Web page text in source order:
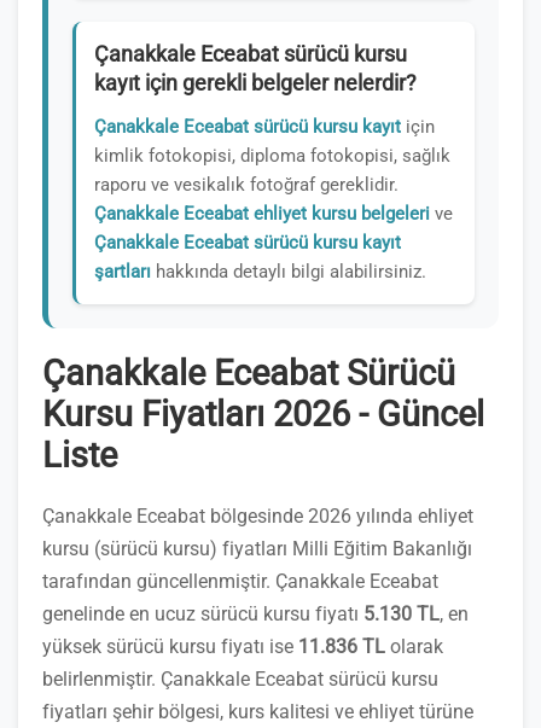
Çanakkale Eceabat sürücü kursu
kayıt için gerekli belgeler nelerdir?
Çanakkale Eceabat sürücü kursu kayıt için
kimlik fotokopisi, diploma fotokopisi, sağlık
raporu ve vesikalık fotoğraf gereklidir.
Çanakkale Eceabat ehliyet kursu belgeleri ve
Çanakkale Eceabat sürücü kursu kayıt
şartları hakkında detaylı bilgi alabilirsiniz.
Çanakkale Eceabat Sürücü
Kursu Fiyatları 2026 - Güncel
Liste
Çanakkale Eceabat bölgesinde 2026 yılında ehliyet
kursu (sürücü kursu) fiyatları Milli Eğitim Bakanlığı
tarafından güncellenmiştir. Çanakkale Eceabat
genelinde en ucuz sürücü kursu fiyatı 5.130 TL, en
yüksek sürücü kursu fiyatı ise 11.836 TL olarak
belirlenmiştir. Çanakkale Eceabat sürücü kursu
fiyatları şehir bölgesi, kurs kalitesi ve ehliyet türüne